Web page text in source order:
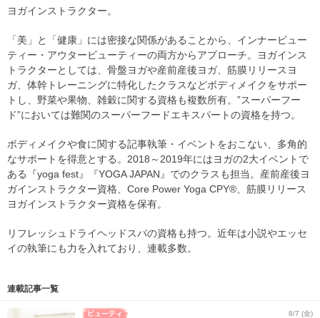
ヨガインストラクター。
「美」と「健康」には密接な関係があることから、インナービュー
ティー・アウタービューティーの両方からアプローチ。ヨガインス
トラクターとしては、骨盤ヨガや産前産後ヨガ、筋膜リリースヨ
ガ、体幹トレーニングに特化したクラスなどボディメイクをサポー
トし、野菜や果物、雑穀に関する資格も複数所有。”スーパーフー
ド”においては難関のスーパーフードエキスパートの資格を持つ。
ボディメイクや食に関する記事執筆・イベントをおこない、多角的
なサポートを得意とする。2018～2019年にはヨガの2大イベントで
ある『yoga fest』『YOGA JAPAN』でのクラスも担当。産前産後ヨ
ガインストラクター資格、Core Power Yoga CPY®、筋膜リリース
ヨガインストラクター資格を保有。
リフレッシュドライヘッドスパの資格も持つ。近年は小説やエッセ
イの執筆にも力を入れており、連載多数。
連載記事一覧
8/7 (金)